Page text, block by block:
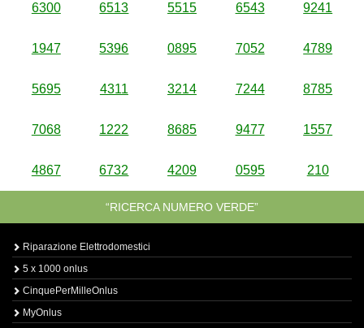
6300 6513 5515 6543 9241
1947 5396 0895 7052 4789
5695 4311 3214 7244 8785
7068 1222 8685 9477 1557
4867 6732 4209 0595 210
“RICERCA NUMERO VERDE”
Riparazione Elettrodomestici
5 x 1000 onlus
CinquePerMilleOnlus
MyOnlus